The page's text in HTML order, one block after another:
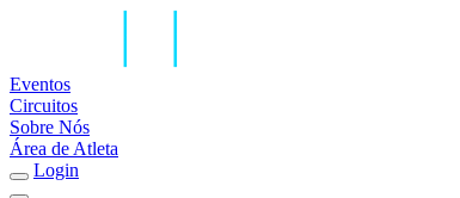
Eventos
Circuitos
Sobre Nós
Área de Atleta
Login